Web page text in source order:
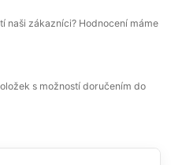
naši zákazníci? Hodnocení máme
s možností doručením do